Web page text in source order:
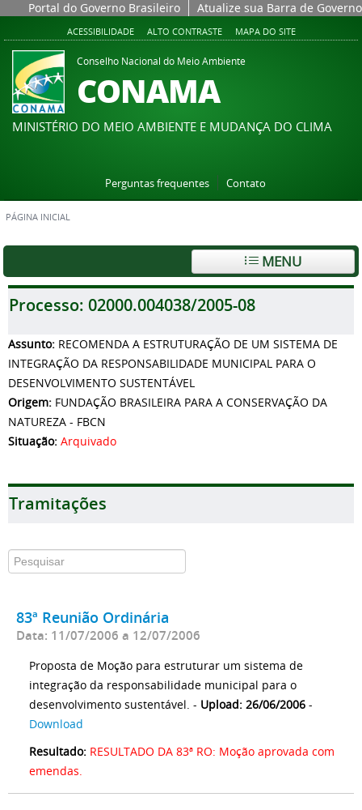
Portal do Governo Brasileiro Atualize sua Barra de Governo
ACESSIBILIDADE ALTO CONTRASTE MAPA DO SITE
Conselho Nacional do Meio Ambiente
CONAMA
MINISTÉRIO DO MEIO AMBIENTE E MUDANÇA DO CLIMA
Perguntas frequentes Contato
PÁGINA INICIAL
MENU
Processo: 02000.004038/2005-08
Assunto: RECOMENDA A ESTRUTURAÇÃO DE UM SISTEMA DE
INTEGRAÇÃO DA RESPONSABILIDADE MUNICIPAL PARA O
DESENVOLVIMENTO SUSTENTÁVEL
Origem: FUNDAÇÃO BRASILEIRA PARA A CONSERVAÇÃO DA
NATUREZA - FBCN
Situação: Arquivado
Tramitações
83ª Reunião Ordinária
Data: 11/07/2006 a 12/07/2006
Proposta de Moção para estruturar um sistema de
integração da responsabilidade municipal para o
desenvolvimento sustentável. - Upload: 26/06/2006 -
Download
Resultado: RESULTADO DA 83ª RO: Moção aprovada com
emendas.